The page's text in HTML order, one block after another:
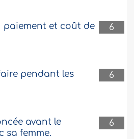
6
paiement et coût de
6
pendant les
6
avant le
sa femme.